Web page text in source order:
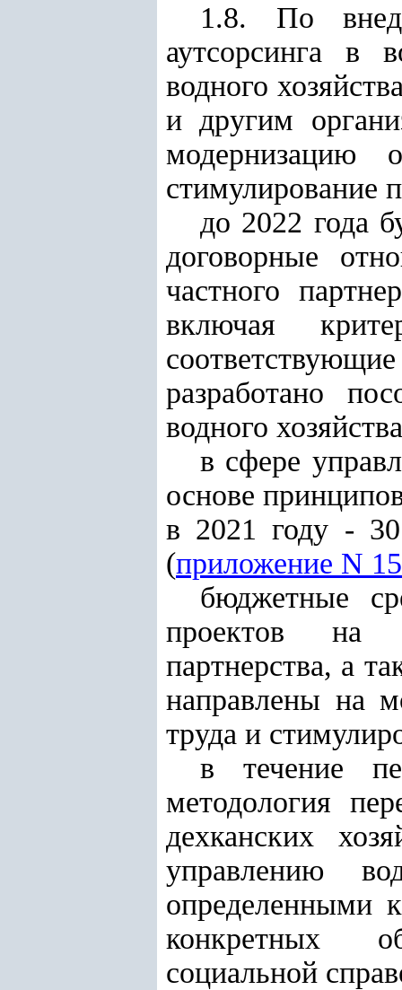
1.8. По
аутсорсинга в
водного
и другим
модернизацию
стимулирование
до 2022 года
договорные
частного
включая
разработано
водного
в сфере
основе
в 2021 году -
(приложение N 15
бюджетные
проектов на
партнерства, а
направлены на
труда и
в течение
методология
дехканских
управлению
определенными
конкретных
социальной